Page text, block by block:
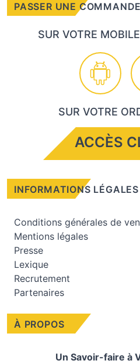
À PROPOS
Un Savoir-faire à
PASSER UNE
SUR VOTRE
SUR VOTRE
ACCÈS
INFORMATIONS LÉGALES
Conditions générales de
Mentions légales
Presse
Lexique
Recrutement
Partenaires